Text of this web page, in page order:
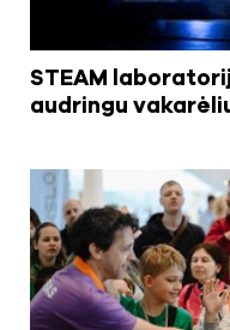
STEAM
audringu